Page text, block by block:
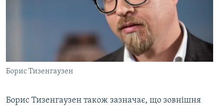
Борис Тизенгаузен
Борис Тизенгаузен також зазначає, що зовнішня